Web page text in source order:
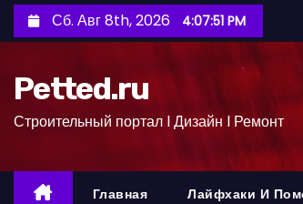
е
Сб. Авг 8th, 2026 4:07:52 PM
Petted.ru
Строительный портал l Дизайн l Ремонт
Главная Лайфхаки И